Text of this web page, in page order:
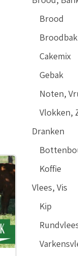
Brood
Cakemix
Gebak
Noten,
Vlokken,
Dranken
Koffie
Vlees, Vis
Kip